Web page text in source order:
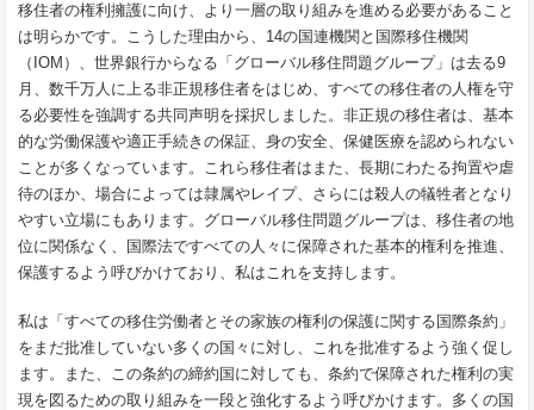
移住者の権利擁護に向け、より一層の取り組みを進める必要があること
は明らかです。こうした理由から、14の国連機関と国際移住機関
（IOM）、世界銀行からなる「グローバル移住問題グループ」は去る9
月、数千万人に上る非正規移住者をはじめ、すべての移住者の人権を守
る必要性を強調する共同声明を採択しました。非正規の移住者は、基本
的な労働保護や適正手続きの保証、身の安全、保健医療を認められない
ことが多くなっています。これら移住者はまた、長期にわたる拘置や虐
待のほか、場合によっては隷属やレイプ、さらには殺人の犠牲者となり
やすい立場にもあります。グローバル移住問題グループは、移住者の地
位に関係なく、国際法ですべての人々に保障された基本的権利を推進、
保護するよう呼びかけており、私はこれを支持します。
私は「すべての移住労働者とその家族の権利の保護に関する国際条約」
をまだ批准していない多くの国々に対し、これを批准するよう強く促し
ます。また、この条約の締約国に対しても、条約で保障された権利の実
現を図るための取り組みを一段と強化するよう呼びかけます。多くの国